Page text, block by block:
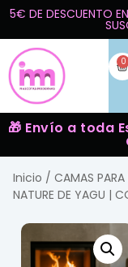
5€ DE DESCUENTO
0
🎁 Envío a toda
Inicio / CAMAS
NATURE DE YAGU |